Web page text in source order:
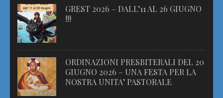
GREST 2026 – DALL’11 AL 26 GIUGNO
!!!
ORDINAZIONI PRESBITERALI DEL 20
GIUGNO 2026 – UNA FESTA PER LA
NOSTRA UNITA’ PASTORALE